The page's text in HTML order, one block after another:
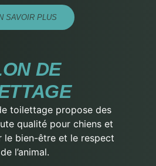
SAVOIR PLUS
DE
toilettage propose des
qualité pour chiens et
le bien-être et le respect
de l’animal.